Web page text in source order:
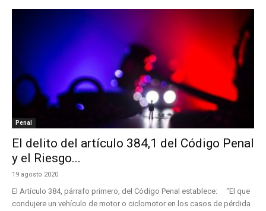
Penal
El delito del artículo 384,1 del Código Penal
y el Riesgo...
19 agosto 2020
El Artículo 384, párrafo primero, del Código Penal establece: “El que
condujere un vehículo de motor o ciclomotor en los casos de pérdida